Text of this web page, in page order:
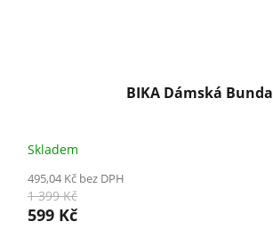
BIKA Dámská Bunda
Skladem
495,04 Kč bez DPH
1 399 Kč
599 Kč